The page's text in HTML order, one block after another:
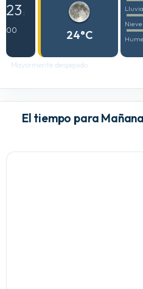
23 :
00
24°C
Lluvia
Nieve
Mayormente despejado
El tiempo para